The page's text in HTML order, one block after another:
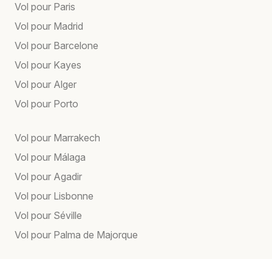
Vol pour Paris
Vol pour Madrid
Vol pour Barcelone
Vol pour Kayes
Vol pour Alger
Vol pour Porto
Vol pour Marrakech
Vol pour Málaga
Vol pour Agadir
Vol pour Lisbonne
Vol pour Séville
Vol pour Palma de Majorque